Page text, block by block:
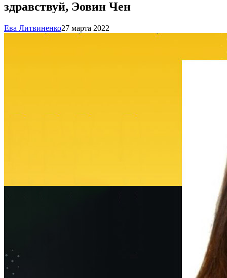
здравствуй, Эовин Чен
Ева Литвиненко27 марта 2022